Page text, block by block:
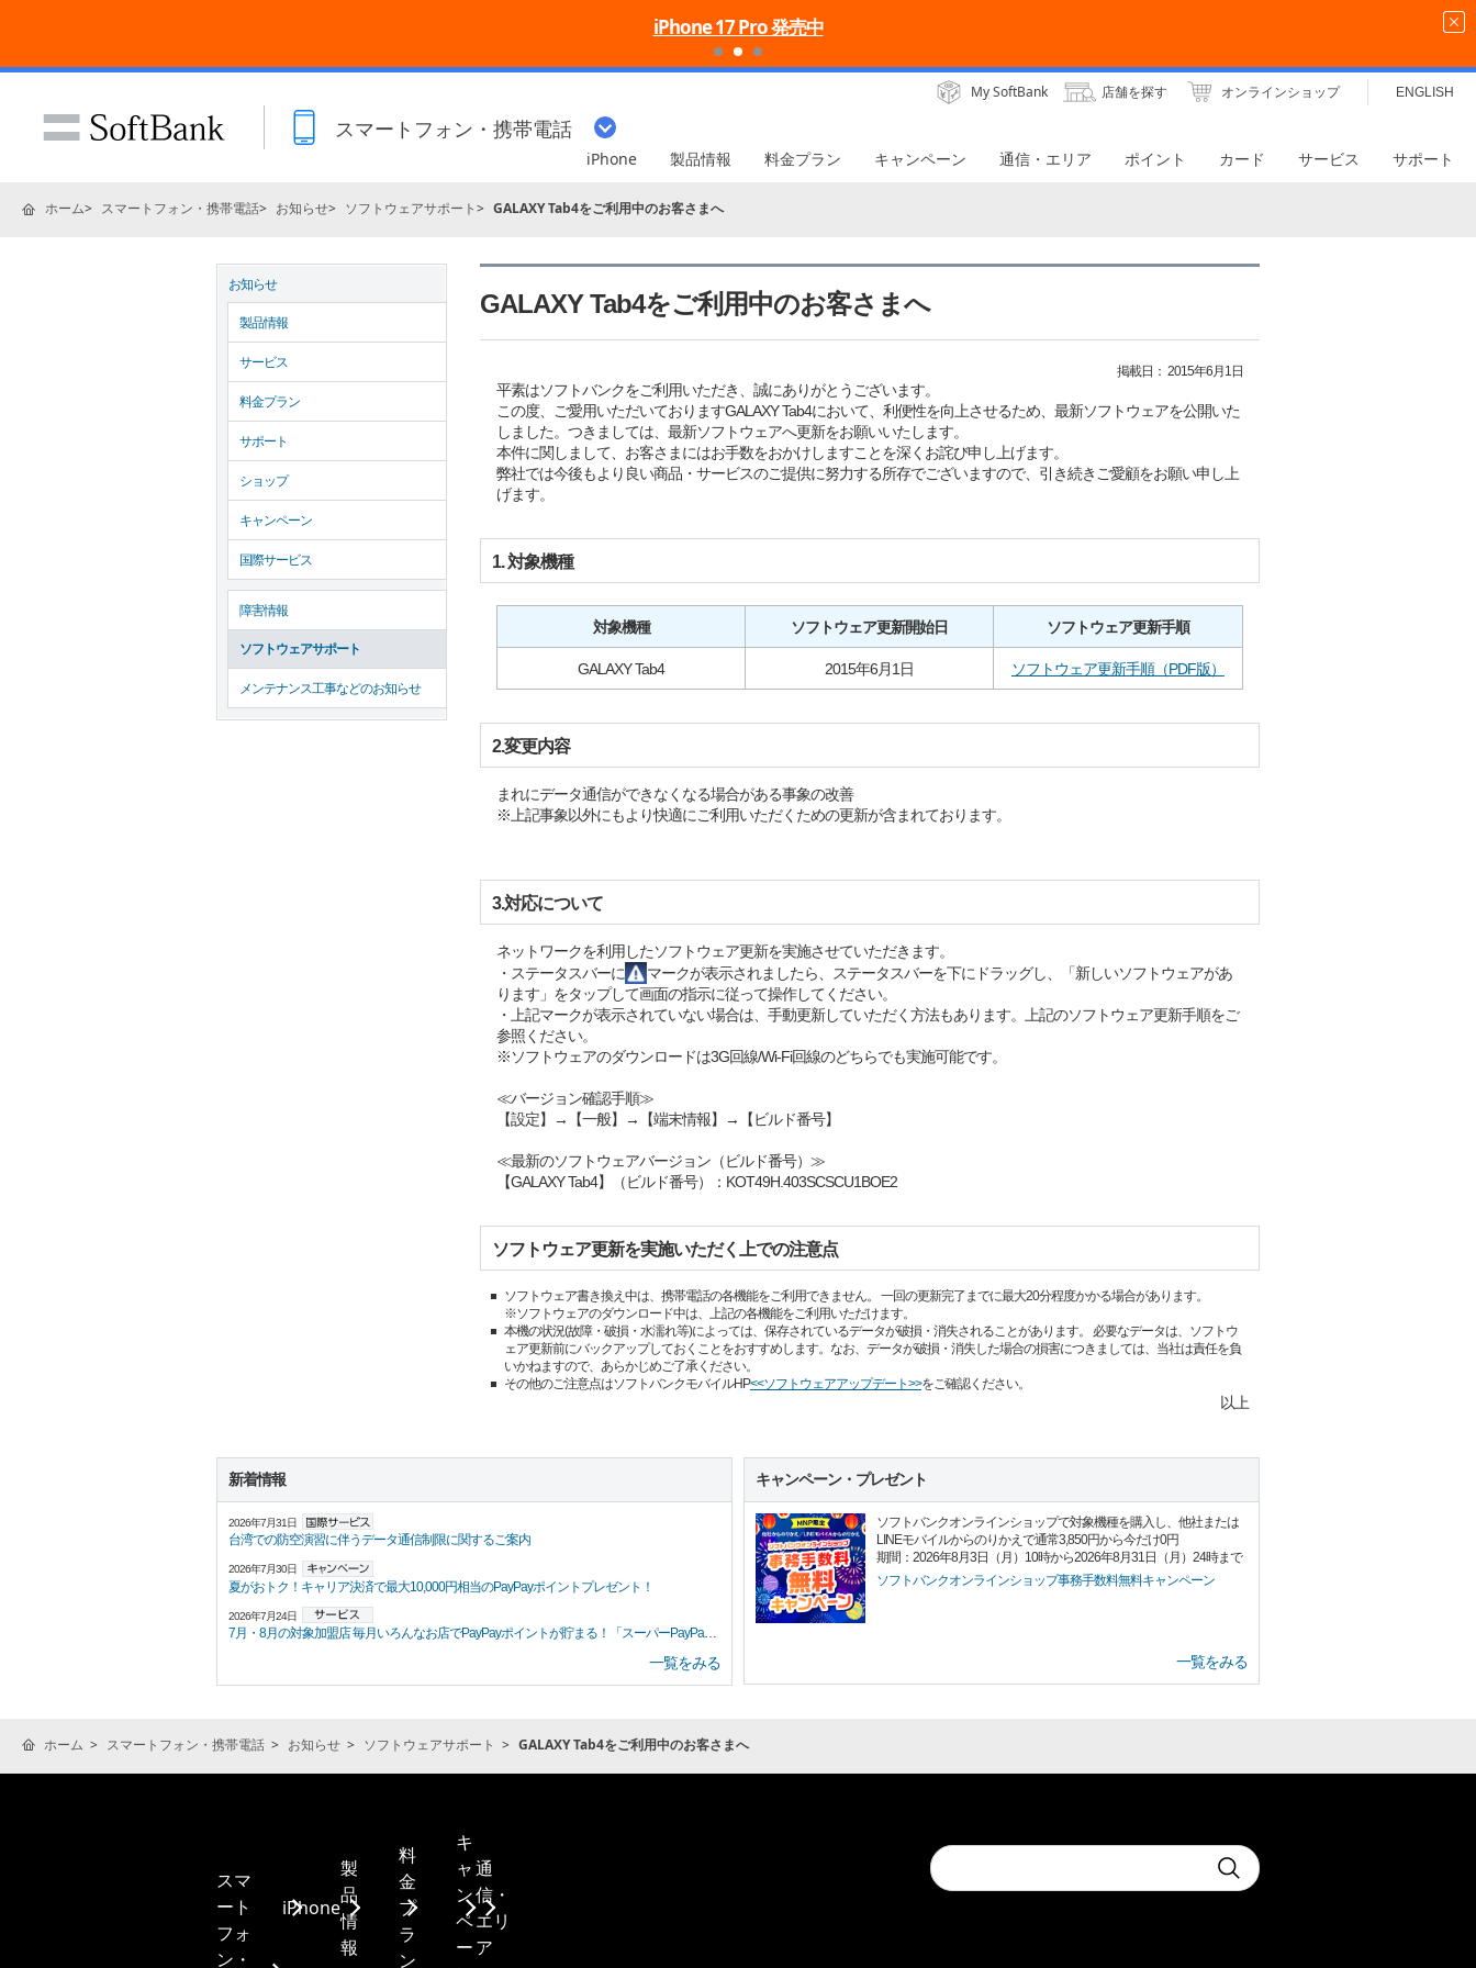
iPhone 17 Pro 発売中
スマートフォン・携帯電話
My SoftBank 店舗を探す オンラインショップ ENGLISH
iPhone 製品情報 料金プラン キャンペーン 通信・エリア ポイント カード サービス サポート
ホーム スマートフォン・携帯電話 お知らせ ソフトウェアサポート GALAXY Tab4をご利用中のお客さまへ
GALAXY Tab4をご利用中のお客さまへ
掲載日： 2015年6月1日
平素はソフトバンクをご利用いただき、誠にありがとうございます。
この度、ご愛用いただいておりますGALAXY Tab4において、利便性を向上させるため、最新ソフトウェアを公開いた
しました。つきましては、最新ソフトウェアへ更新をお願いいたします。
本件に関しまして、お客さまにはお手数をおかけしますことを深くお詫び申し上げます。
弊社では今後もより良い商品・サービスのご提供に努力する所存でございますので、引き続きご愛顧をお願い申し上
げます。
1. 対象機種
対象機種 ソフトウェア更新開始日 ソフトウェア更新手順
GALAXY Tab4 2015年6月1日 ソフトウェア更新手順（PDF版）
2.変更内容
まれにデータ通信ができなくなる場合がある事象の改善
※上記事象以外にもより快適にご利用いただくための更新が含まれております。
3.対応について
ネットワークを利用したソフトウェア更新を実施させていただきます。
・ステータスバーに
マークが表示されましたら、ステータスバーを下にドラッグし、「新しいソフトウェアがあ
ります」をタップして画面の指示に従って操作してください。
・上記マークが表示されていない場合は、手動更新していただく方法もあります。上記のソフトウェア更新手順をご
参照ください。
※ソフトウェアのダウンロードは3G回線/Wi-Fi回線のどちらでも実施可能です。
≪バージョン確認手順≫
【設定】→【一般】→【端末情報】→【ビルド番号】
≪最新のソフトウェアバージョン（ビルド番号）≫
【GALAXY Tab4】（ビルド番号）：KOT49H.403SCSCU1BOE2
ソフトウェア更新を実施いただく上での注意点
ソフトウェア書き換え中は、携帯電話の各機能をご利用できません。 一回の更新完了までに最大20分程度かかる場合があります。
※ソフトウェアのダウンロード中は、上記の各機能をご利用いただけます。
本機の状況(故障・破損・水濡れ等)によっては、保存されているデータが破損・消失されることがあります。 必要なデータは、ソフトウ
ェア更新前にバックアップしておくことをおすすめします。なお、データが破損・消失した場合の損害につきましては、当社は責任を負
いかねますので、あらかじめご了承ください。
その他のご注意点はソフトバンクモバイルHP<<ソフトウェアアップデート>>をご確認ください。
以上
お知らせ
製品情報
サービス
料金プラン
サポート
ショップ
キャンペーン
国際サービス
障害情報
ソフトウェアサポート
メンテナンス工事などのお知らせ
新着情報
2026年7月31日
台湾での防空演習に伴うデータ通信制限に関するご案内
2026年7月30日
夏がおトク！キャリア決済で最大10,000円相当のPayPayポイントプレゼント！
2026年7月24日
7月・8月の対象加盟店 毎月いろんなお店でPayPayポイントが貯まる！「スーパーPayPayクーポン」
一覧をみる
キャンペーン・プレゼント
ソフトバンクオンラインショップで対象機種を購入し、他社または
LINEモバイルからのりかえで通常3,850円から今だけ0円
期間：2026年8月3日（月）10時から2026年8月31日（月）24時まで
ソフトバンクオンラインショップ事務手数料無料キャンペーン
一覧をみる
ホーム スマートフォン・携帯電話 お知らせ ソフトウェアサポート GALAXY Tab4をご利用中のお客さまへ
Conduct
a
search
Submit
スマ
ート
フォ
ン・
iPhone
製
品
情
報
料
金
プ
ラ
ン
キ
ャ
ン
ペ
ー
通
信・
エリ
ア